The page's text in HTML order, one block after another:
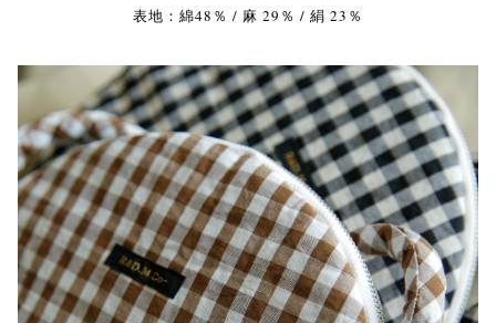
表地：綿48％ / 麻 29％ / 絹 23％